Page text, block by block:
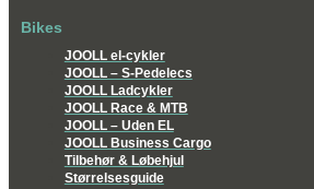
Bikes
JOOLL el-cykler
JOOLL – S-Pedelecs
JOOLL Ladcykler
JOOLL Race & MTB
JOOLL – Uden EL
JOOLL Business Cargo
Tilbehør & Løbehjul
Størrelsesguide